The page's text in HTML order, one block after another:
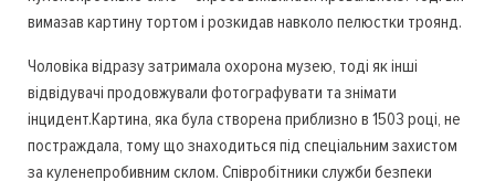
вимазав картину тортом і розкидав навколо пелюстки троянд.
Чоловіка відразу затримала охорона музею, тоді як інші
відвідувачі продовжували фотографувати та знімати
інцидент.Картина, яка була створена приблизно в 1503 році, не
постраждала, тому що знаходиться під спеціальним захистом
за куленепробивним склом. Співробітники служби безпеки